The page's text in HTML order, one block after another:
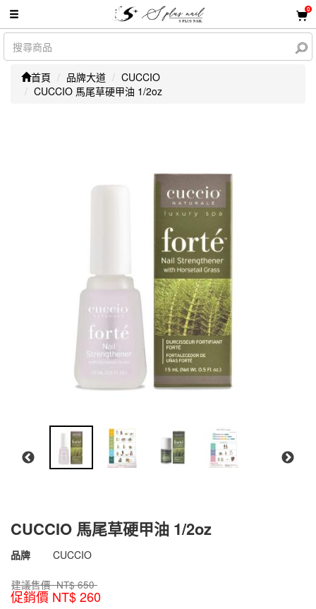
0
首頁 品牌大道
CUCCIO
CUCCIO 馬尾草硬甲油 1/2oz
CUCCIO 馬尾草硬甲油 1/2oz
商品代號 012443300104
012443300104
品牌 CUCCIO
建議售價 NT$650
促銷價 NT$260